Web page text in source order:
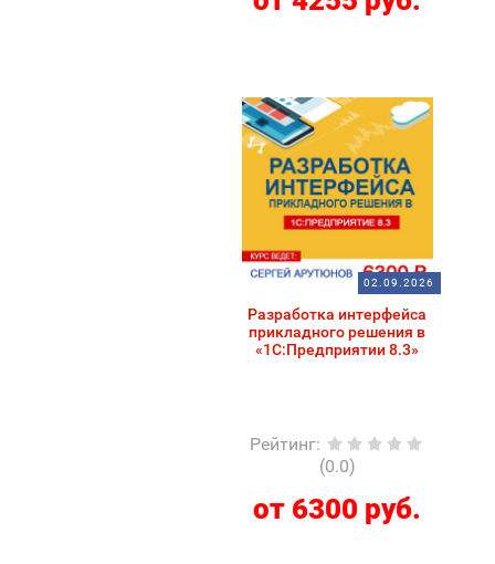
02.09.2026
Разработка интерфейса
прикладного решения в
«1С:Предприятии 8.3»
Рейтинг:
(0.0)
от 6300 руб.